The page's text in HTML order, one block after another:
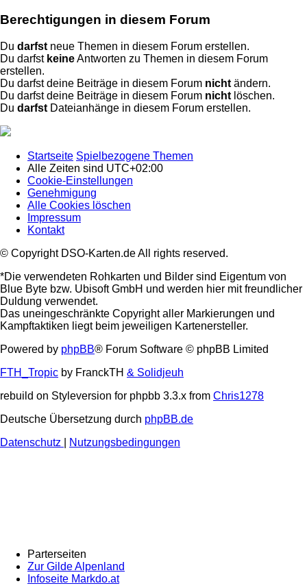
Berechtigungen in diesem Forum
Du darfst neue Themen in diesem Forum erstellen.
Du darfst keineAntworten zu Themen in diesem Forum
erstellen.
Du darfst deine Beiträge in diesem Forum nicht ändern.
Du darfst deine Beiträge in diesem Forum nicht löschen.
Du darfst Dateianhänge in diesem Forum erstellen.
Startseite Spielbezogene Themen
Alle Zeiten sind UTC+02:00
Cookie-Einstellungen
Genehmigung
Alle Cookies löschen
Impressum
Kontakt
© Copyright DSO-Karten.de All rights reserved.
*Die verwendeten Rohkarten und Bilder sind Eigentum von
Blue Byte bzw. Ubisoft GmbH und werden hier mit freundlicher
Duldung verwendet.
Das uneingeschränkte Copyright aller Markierungen und
Kampftaktiken liegt beim jeweiligen Kartenersteller.
Powered by phpBB® Forum Software © phpBB Limited
FTH_Tropic by FranckTH & Solidjeuh
rebuild on Styleversion for phpbb 3.3.x from Chris1278
Deutsche Übersetzung durch phpBB.de
Datenschutz
Nutzungsbedingungen
Parterseiten
Zur Gilde Alpenland
Infoseite Markdo.at